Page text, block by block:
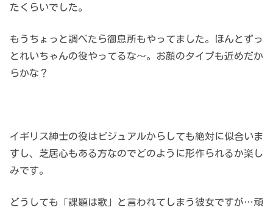
たくらいでした。
もうちょっと調べたら御息所もやってました。ほんとずっ
とれいちゃんの役やってるな～。お顔のタイプも近めだか
らかな？
イギリス紳士の役はビジュアルからしても絶対に似合いま
すし、芝居心もある方なのでどのように形作られるか楽し
みです。
どうしても「課題は歌」と言われてしまう彼女ですが…頑